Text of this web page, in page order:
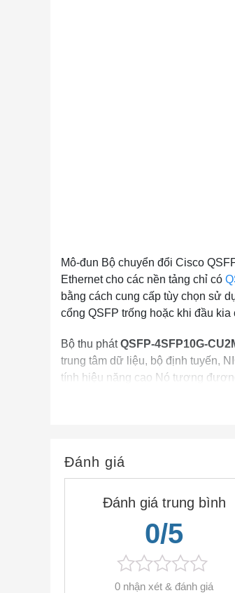
Mô-đun Bộ chuyển đổi Cisco
Ethernet cho các nền tảng chỉ có
bằng cách cung cấp tùy chọn sử
cổng QSFP trống hoặc khi đầu
Bộ thu phátQSFP-4SFP10G-
trung tâm dữ liệu, bộ định tuyến,
tính hiệu năng cao Nó tương
mức giá thấp hơn nhiều, cung
nhà phân phối và người dùng
Đặc trưng
• Tốc độ truyền dữ liệu lên tới
• Lên đến 100m liên kết trên OM3
• Laser VCSEL 4 kênh có độ tin cậy
• Có thể tráo đổi điện
Đánh giá
Đánh giá trung bình
0/5
0 nhận xét & đánh giá